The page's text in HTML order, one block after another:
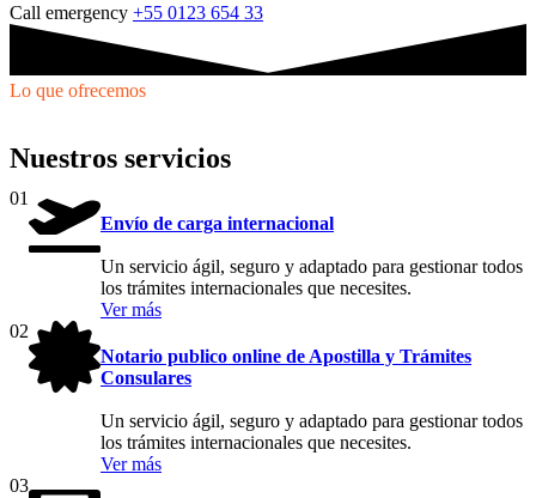
Call emergency +55 0123 654 33
Lo que ofrecemos
Nuestros servicios
01
Envío de carga internacional
Un servicio ágil, seguro y adaptado para gestionar todos
los trámites internacionales que necesites.
Ver más
02
Notario publico online de Apostilla y Trámites
Consulares
Un servicio ágil, seguro y adaptado para gestionar todos
los trámites internacionales que necesites.
Ver más
03